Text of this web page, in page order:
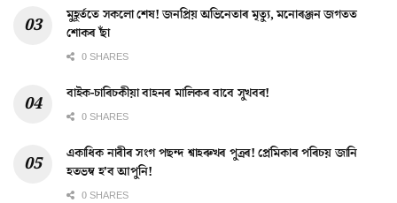
মুহূৰ্ততে সকলো শেষ! জনপ্ৰিয় অভিনেতাৰ মৃত্যু, মনোৰঞ্জন জগতত
শোকৰ ছাঁ
0 SHARES
বাইক-চাৰিচকীয়া বাহনৰ মালিকৰ বাবে সুখবৰ!
0 SHARES
একাধিক নাৰীৰ সংগ পছন্দ শ্বাহৰুখৰ পুত্ৰৰ! প্ৰেমিকাৰ পৰিচয় জানি
হতভম্ব হ’ব আপুনি!
0 SHARES